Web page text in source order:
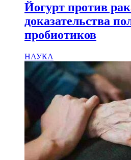
Йогурт против
доказательства
пробиотиков
НАУКА